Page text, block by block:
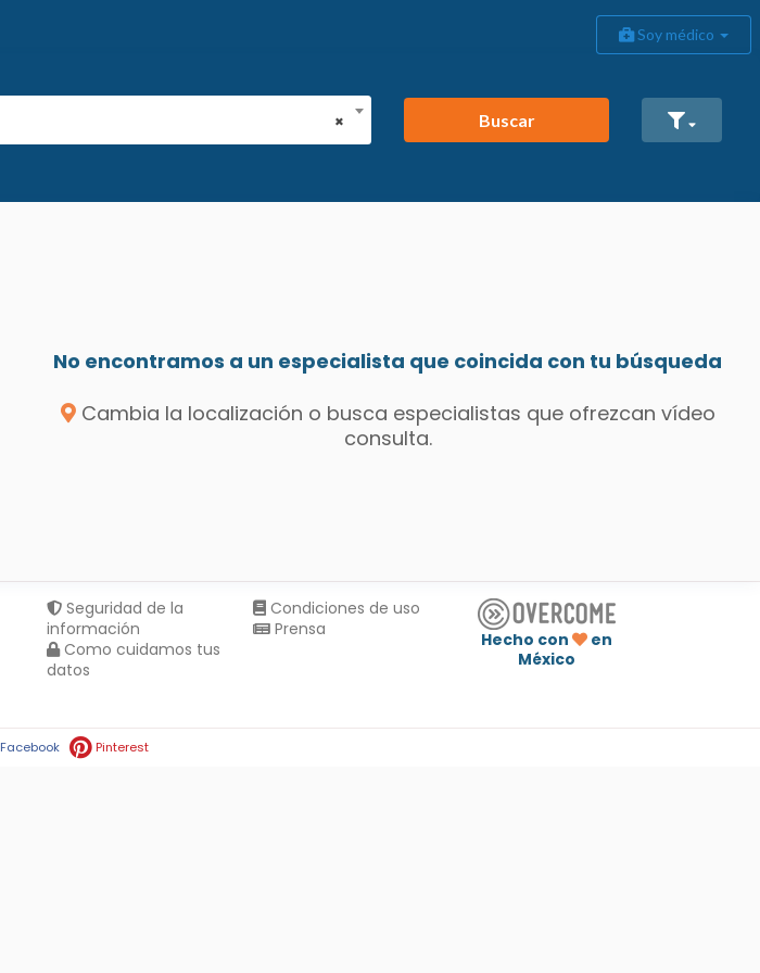
Soy médico
×
Buscar
No encontramos a un especialista que coincida con tu búsqueda
Cambia la localización o busca especialistas que ofrezcan vídeo
consulta.
Seguridad de la
información
Como cuidamos tus
datos
Condiciones de uso
Prensa
Hecho con
en
México
Facebook Pinterest